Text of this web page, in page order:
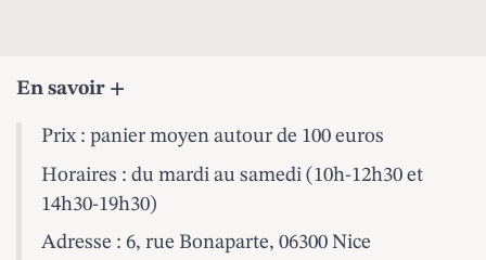
En savoir +
Prix : panier moyen autour de 100 euros
Horaires : du mardi au samedi (10h-12h30 et
14h30-19h30)
Adresse : 6, rue Bonaparte, 06300 Nice